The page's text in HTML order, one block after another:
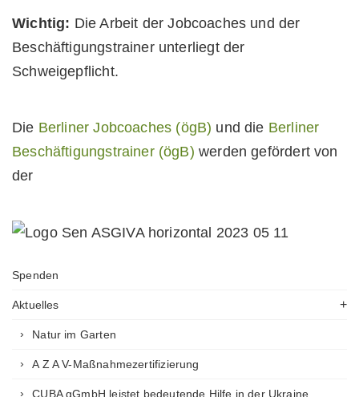
Wichtig: Die Arbeit der Jobcoaches und der
Beschäftigungstrainer unterliegt der
Schweigepflicht.
Die Berliner Jobcoaches (ögB) und die Berliner
Beschäftigungstrainer (ögB) werden gefördert von
der
Spenden
Aktuelles
Natur im Garten
A Z A V-Maßnahmezertifizierung
CUBA gGmbH leistet bedeutende Hilfe in der Ukraine